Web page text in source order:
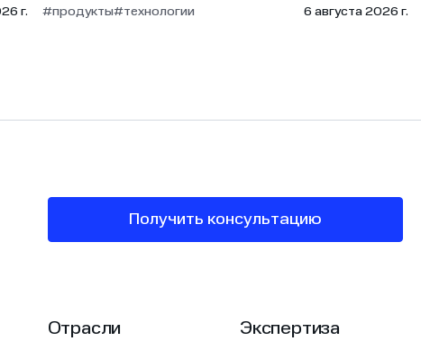
г. #продукты#технологии 6 августа 2026 г.
Получить консультацию
Отрасли Экспертиза